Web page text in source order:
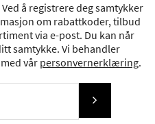
å registrere deg samtykker
om rabattkoder, tilbud
via e-post. Du kan når
samtykke. Vi behandler
vår personvernerklæring.